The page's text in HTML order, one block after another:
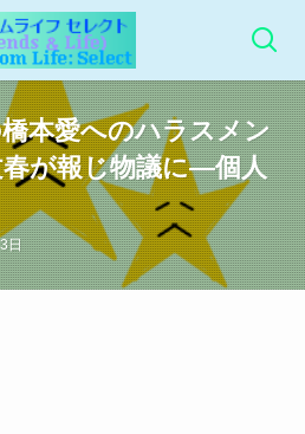
本愛へのハラスメン
が報じ物議に―個人
日